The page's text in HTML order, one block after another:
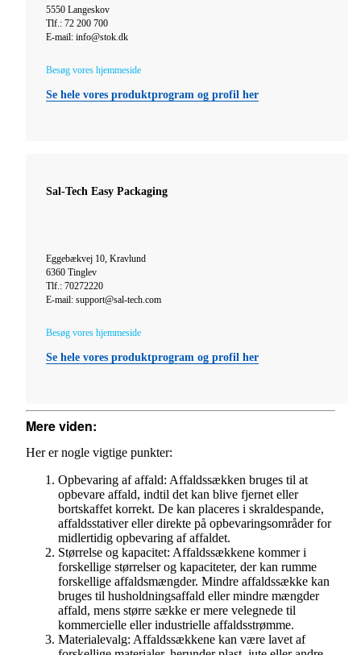
5550 Langeskov
Tlf.: 72 200 700
E-mail: info@stok.dk
Besøg vores hjemmeside
Se hele vores produktprogram og profil her
Sal-Tech Easy Packaging
Eggebækvej 10, Kravlund
6360 Tinglev
Tlf.: 70272220
E-mail: support@sal-tech.com
Besøg vores hjemmeside
Se hele vores produktprogram og profil her
Mere viden:
Her er nogle vigtige punkter:
Opbevaring af affald: Affaldssækken bruges til at
opbevare affald, indtil det kan blive fjernet eller
bortskaffet korrekt. De kan placeres i skraldespande,
affaldsstativer eller direkte på opbevaringsområder for
midlertidig opbevaring af affaldet.
Størrelse og kapacitet: Affaldssækkene kommer i
forskellige størrelser og kapaciteter, der kan rumme
forskellige affaldsmængder. Mindre affaldssække kan
bruges til husholdningsaffald eller mindre mængder
affald, mens større sække er mere velegnede til
kommercielle eller industrielle affaldsstrømme.
Materialevalg: Affaldssækkene kan være lavet af